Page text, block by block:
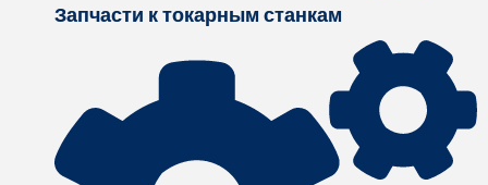
Запчасти к токарным станкам